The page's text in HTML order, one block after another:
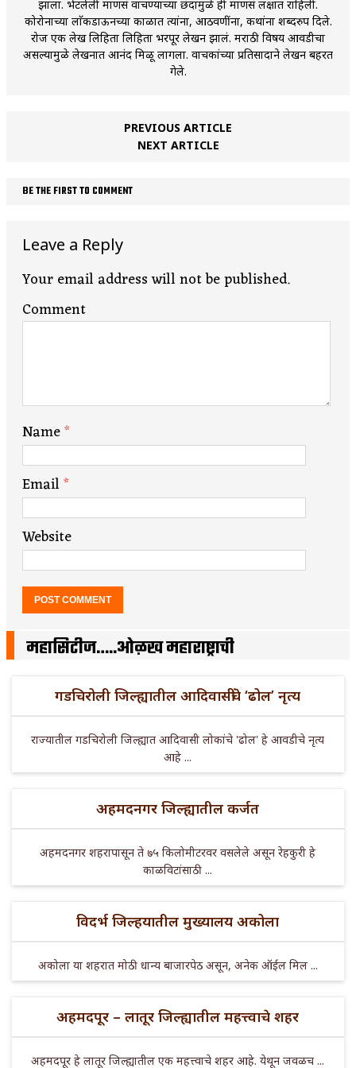
झाला. भेटलेली माणसं वाचण्याच्या छंदामुळे ही माणसं लक्षात राहिली.
कोरोनाच्या लाॅकडाऊनच्या काळात त्यांना, आठवणींना, कथांना शब्दरुप दिले.
रोज एक लेख लिहिता लिहिता भरपूर लेखन झालं. मराठी विषय आवडीचा
असल्यामुळे लेखनात आनंद मिळू लागला. वाचकांच्या प्रतिसादाने लेखन बहरत
गेले.
PREVIOUS ARTICLE
NEXT ARTICLE
BE THE FIRST TO COMMENT
Leave a Reply
Your email address will not be published.
Comment
Name*
Email*
Website
महासिटीज…..ओळख महाराष्ट्राची
गडचिरोली जिल्ह्यातील आदिवासींचे ‘ढोल’ नृत्य
राज्यातील गडचिरोली जिल्ह्यात आदिवासी लोकांचे 'ढोल' हे आवडीचे नृत्य
आहे ...
अहमदनगर जिल्ह्यातील कर्जत
अहमदनगर शहरापासून ते ७५ किलोमीटरवर वसलेले असून रेहकुरी हे
काळविटांसाठी ...
विदर्भ जिल्हयातील मुख्यालय अकोला
अकोला या शहरात मोठी धान्य बाजारपेठ असून, अनेक ऑईल मिल ...
अहमदपूर – लातूर जिल्ह्यातील महत्त्वाचे शहर
अहमदपूर हे लातूर जिल्ह्यातील एक महत्त्वाचे शहर आहे. येथून जवळच ...